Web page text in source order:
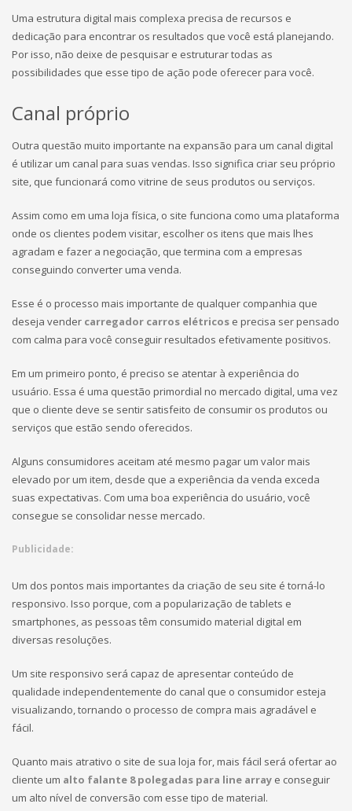
Uma estrutura digital mais complexa precisa de recursos e
dedicação para encontrar os resultados que você está planejando.
Por isso, não deixe de pesquisar e estruturar todas as
possibilidades que esse tipo de ação pode oferecer para você.
Canal próprio
Outra questão muito importante na expansão para um canal digital
é utilizar um canal para suas vendas. Isso significa criar seu próprio
site, que funcionará como vitrine de seus produtos ou serviços.
Assim como em uma loja física, o site funciona como uma plataforma
onde os clientes podem visitar, escolher os itens que mais lhes
agradam e fazer a negociação, que termina com a empresas
conseguindo converter uma venda.
Esse é o processo mais importante de qualquer companhia que
deseja vender carregador carros elétricos e precisa ser pensado
com calma para você conseguir resultados efetivamente positivos.
Em um primeiro ponto, é preciso se atentar à experiência do
usuário. Essa é uma questão primordial no mercado digital, uma vez
que o cliente deve se sentir satisfeito de consumir os produtos ou
serviços que estão sendo oferecidos.
Alguns consumidores aceitam até mesmo pagar um valor mais
elevado por um item, desde que a experiência da venda exceda
suas expectativas. Com uma boa experiência do usuário, você
consegue se consolidar nesse mercado.
Publicidade:
Um dos pontos mais importantes da criação de seu site é torná-lo
responsivo. Isso porque, com a popularização de tablets e
smartphones, as pessoas têm consumido material digital em
diversas resoluções.
Um site responsivo será capaz de apresentar conteúdo de
qualidade independentemente do canal que o consumidor esteja
visualizando, tornando o processo de compra mais agradável e
fácil.
Quanto mais atrativo o site de sua loja for, mais fácil será ofertar ao
cliente um alto falante 8 polegadas para line array e conseguir
um alto nível de conversão com esse tipo de material.